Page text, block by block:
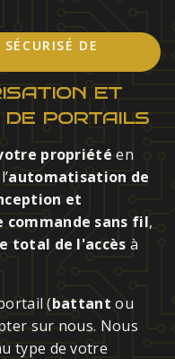
DE
et
de portails
propriété en
automatisation de
et
sans fil,
total de l'accès à
(battant ou
sur nous. Nous
type de votre